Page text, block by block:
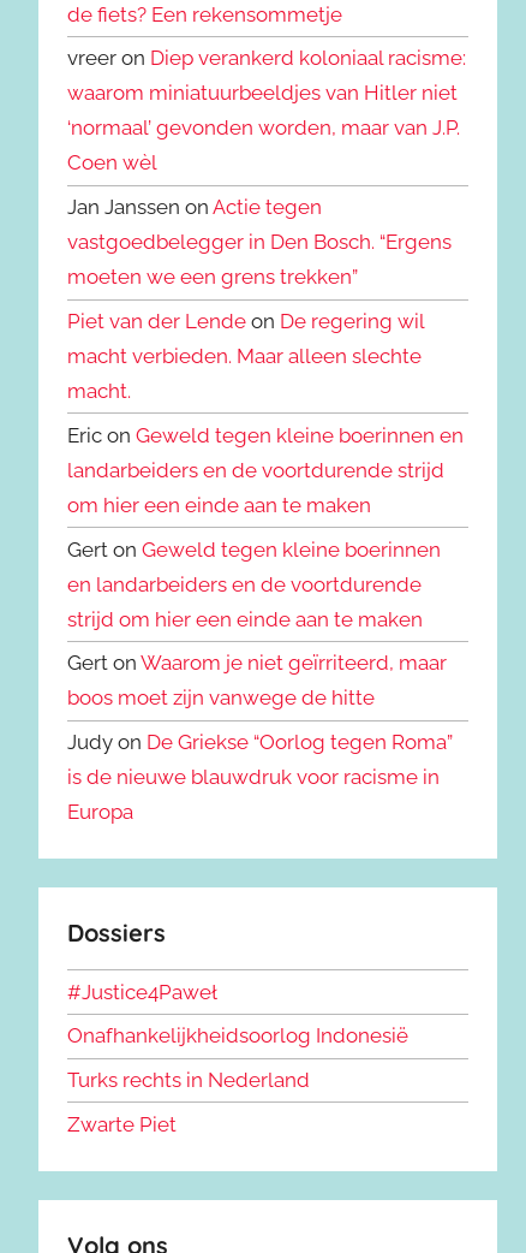
de fiets? Een rekensommetje
vreer on Diep verankerd koloniaal racisme:
waarom miniatuurbeeldjes van Hitler niet
‘normaal’ gevonden worden, maar van J.P.
Coen wèl
Jan Janssen onActie tegen
vastgoedbelegger in Den Bosch. “Ergens
moeten we een grens trekken”
Piet van der Lende on De regering wil
macht verbieden. Maar alleen slechte
macht.
Eric onGeweld tegen kleine boerinnen en
landarbeiders en de voortdurende strijd
om hier een einde aan te maken
Gert onGeweld tegen kleine boerinnen
en landarbeiders en de voortdurende
strijd om hier een einde aan te maken
Gert onWaarom je niet geïrriteerd, maar
boos moet zijn vanwege de hitte
Judy on De Griekse “Oorlog tegen Roma”
is de nieuwe blauwdruk voor racisme in
Europa
Dossiers
#Justice4Paweł
Onafhankelijkheidsoorlog Indonesië
Turks rechts in Nederland
Zwarte Piet
Volg ons